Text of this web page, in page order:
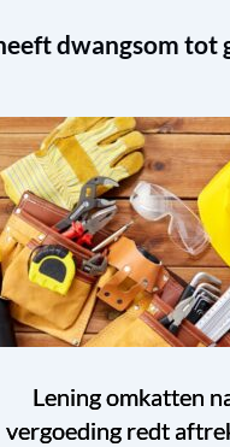
dwangsom tot
Lening omkatten
vergoeding redt